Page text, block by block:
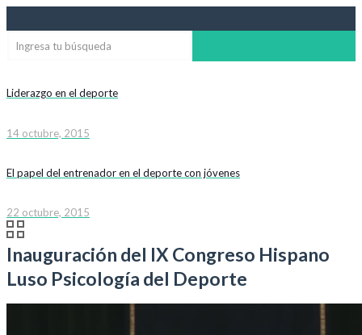
Liderazgo en el deporte
14 octubre, 2015
El papel del entrenador en el deporte con jóvenes
22 octubre, 2015
Inauguración del IX Congreso Hispano
Luso Psicología del Deporte